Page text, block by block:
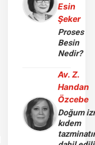
Esin
Şeker
Proses
Besin
Nedir?
Av. Z.
Handan
Özcebe
Doğum
kıdem